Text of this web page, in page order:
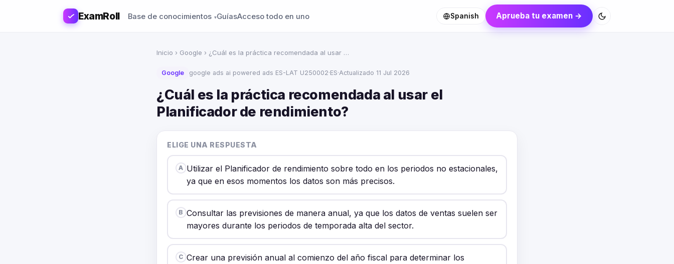
ExamRoll Base de conocimientos GuíasAcceso todo en uno Spanish Aprueba tu examen →
Inicio › Google › ¿Cuál es la práctica recomendada al usar …
Google google ads ai powered ads ES-LAT U250002·ES·Actualizado 11 Jul 2026
¿Cuál es la práctica recomendada al usar el
Planificador de rendimiento?
ELIGE UNA RESPUESTA
A Utilizar el Planificador de rendimiento sobre todo en los periodos no estacionales,
ya que en esos momentos los datos son más precisos.
B Consultar las previsiones de manera anual, ya que los datos de ventas suelen ser
mayores durante los periodos de temporada alta del sector.
C Crear una previsión anual al comienzo del año fiscal para determinar los